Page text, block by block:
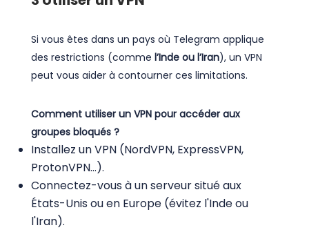
Si vous êtes dans un pays où Telegram applique
des restrictions (comme l’Inde ou l’Iran), un VPN
peut vous aider à contourner ces limitations.
Comment utiliser un VPN pour accéder aux
groupes bloqués ?
Installez un VPN (NordVPN, ExpressVPN,
ProtonVPN…).
Connectez-vous à un serveur situé aux
États-Unis ou en Europe (évitez l'Inde ou
l'Iran).